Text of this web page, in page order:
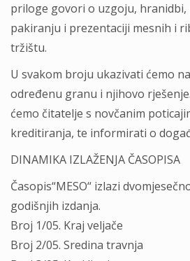
priloge govori o uzgoju, hranidbi,
pakiranju i prezentaciji mesnih i
tržištu.
U svakom broju ukazivati ćemo
određenu granu i njihovo
ćemo čitatelje s novčanim
kreditiranja, te informirati o
DINAMIKA IZLAŽENJA ČASOPISA
Časopis“MESO“ izlazi
godišnjih izdanja.
Broj 1/05. Kraj veljače
Broj 2/05. Sredina travnja